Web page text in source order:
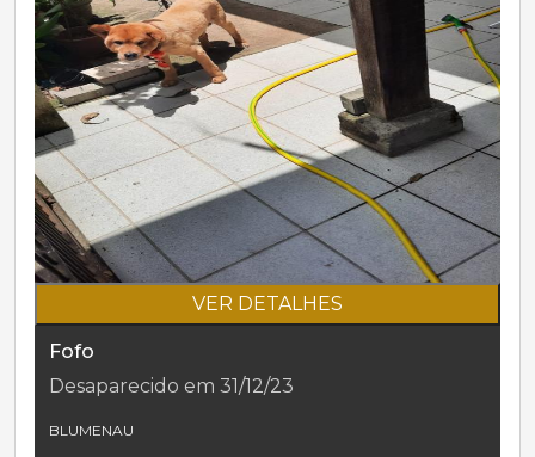
VER DETALHES
Fofo
Desaparecido em 31/12/23
BLUMENAU